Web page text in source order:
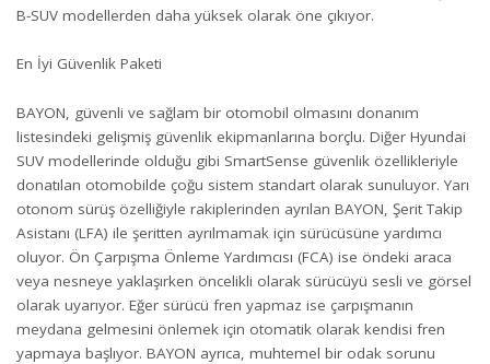
B-SUV modellerden daha yüksek olarak öne çıkıyor.
En İyi Güvenlik Paketi
BAYON, güvenli ve sağlam bir otomobil olmasını donanım
listesindeki gelişmiş güvenlik ekipmanlarına borçlu. Diğer Hyundai
SUV modellerinde olduğu gibi SmartSense güvenlik özellikleriyle
donatılan otomobilde çoğu sistem standart olarak sunuluyor. Yarı
otonom sürüş özelliğiyle rakiplerinden ayrılan BAYON, Şerit Takip
Asistanı (LFA) ile şeritten ayrılmamak için sürücüsüne yardımcı
oluyor. Ön Çarpışma Önleme Yardımcısı (FCA) ise öndeki araca
veya nesneye yaklaşırken öncelikli olarak sürücüyü sesli ve görsel
olarak uyarıyor. Eğer sürücü fren yapmaz ise çarpışmanın
meydana gelmesini önlemek için otomatik olarak kendisi fren
yapmaya başlıyor. BAYON ayrıca, muhtemel bir odak sorunu